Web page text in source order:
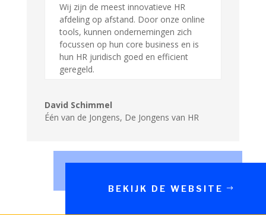
Wij zijn de meest innovatieve HR
afdeling op afstand. Door onze online
tools, kunnen ondernemingen zich
focussen op hun core business en is
hun HR juridisch goed en efficient
geregeld.
David Schimmel
Één van de Jongens, De Jongens van HR
BEKIJK DE WEBSITE